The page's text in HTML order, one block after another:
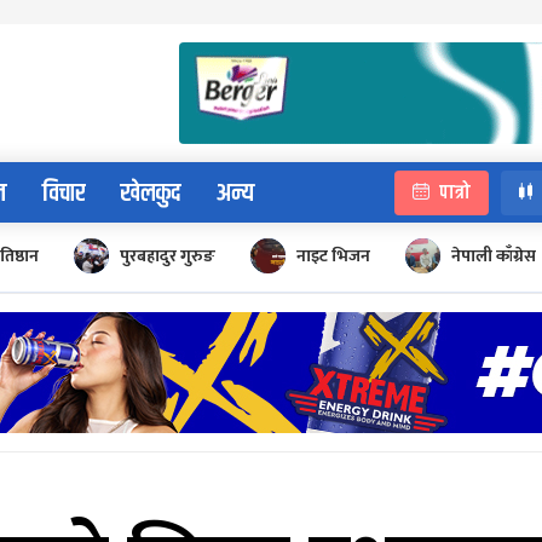
विचार खेलकुद अन्य पात्रो
पुरबहादुर गुरुङ नाइट भिजन नेपाली काँग्रेस